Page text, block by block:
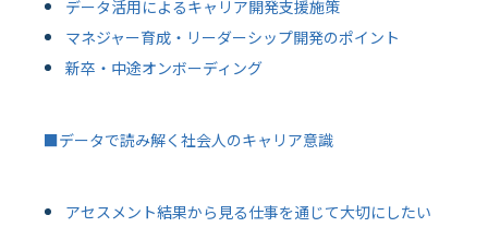
データ活用によるキャリア開発支援施策
マネジャー育成・リーダーシップ開発のポイント
新卒・中途オンボーディング
■データで読み解く社会人のキャリア意識
アセスメント結果から見る仕事を通じて大切にしたい